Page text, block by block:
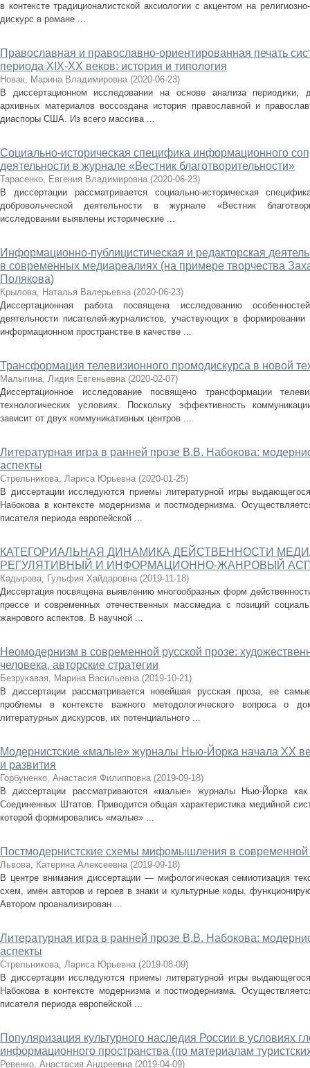
в контексте традиционалистской аксиологии с акцентом на
дискурс в романе ...
Православная и православно-ориентированная печать
периода XIX-XX веков: история и типология
Новак, Марина Владимировна (2020-06-23)
В диссертационном исследовании на основе анализа периодики,
архивных материалов воссоздана история православной и
диаспоры США. Из всего массива ...
Социально-историческая специфика информационного
деятельности в журнале «Вестник благотворительности»
Тарасенко, Евгения Владимировна (2020-06-23)
В диссертации рассматривается социально-историческая
добровольческой деятельности в журнале «Вестник
исследовании выявлены исторические ...
Информационно-публицистическая и редакторская
в современных медиареалиях (на примере творчества
Полякова)
Крылова, Наталья Валерьевна (2020-06-23)
Диссертационная работа посвящена исследованию особенностей
деятельности писателей-журналистов, участвующих в
информационном пространстве в качестве ...
Трансформация телевизионного промодискурса в новой
Малыгина, Лидия Евгеньевна (2020-02-07)
Диссертационное исследование посвящено трансформации
технологических условиях. Поскольку эффективность
зависит от двух коммуникативных центров ...
Литературная игра в ранней прозе В.В. Набокова:
аспекты
Стрельникова, Лариса Юрьевна (2020-01-25)
В диссертации исследуются приемы литературной игры
Набокова в контексте модернизма и постмодернизма.
писателя периода европейской ...
КАТЕГОРИАЛЬНАЯ ДИНАМИКА ДЕЙСТВЕННОСТИ
РЕГУЛЯТИВНЫЙ И ИНФОРМАЦИОННО-ЖАНРОВЫЙ
Кадырова, Гульфия Хайдаровна (2019-11-18)
Диссертация посвящена выявлению многообразных форм
прессе и современных отечественных массмедиа с позиций
жанрового аспектов. В научной ...
Неомодернизм в современной русской прозе:
человека, авторские стратегии
Безрукавая, Марина Васильевна (2019-10-21)
В диссертации рассматривается новейшая русская проза, ее
проблемы в контексте важного методологического вопроса о
литературных дискурсов, их потенциального ...
Модернистские «малые» журналы Нью-Йорка начала XX
и развития
Горбуненко, Анастасия Филипповна (2019-09-18)
В диссертации рассматриваются «малые» журналы Нью-Йорка
Соединенных Штатов. Приводится общая характеристика медийной
которой формировались «малые» ...
Постмодернистские схемы мифомышления в современной
Львова, Катерина Алексеевна (2019-09-18)
В центре внимания диссертации — мифологическая семиотизация
схем, имён авторов и героев в знаки и культурные коды,
Автором проанализирован ...
Литературная игра в ранней прозе В.В. Набокова:
аспекты
Стрельникова, Лариса Юрьевна (2019-08-09)
В диссертации исследуются приемы литературной игры
Набокова в контексте модернизма и постмодернизма.
писателя периода европейской ...
Популяризация культурного наследия России в условиях
информационного пространства (по материалам
Ревенко, Анастасия Андреевна (2019-04-09)